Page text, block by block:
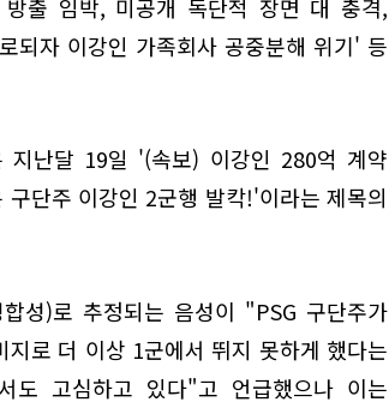
출 임박, 미공개 독단적 장면 대 충격,
되자 이강인 가족회사 공중분해 위기' 등
난달 19일 '(속보) 이강인 280억 계약
단주 이강인 2군행 발칵!'이라는 제목의
성)로 추정되는 음성이 "PSG 구단주가
로 더 이상 1군에서 뛰지 못하게 했다는
도 고심하고 있다"고 언급했으나 이는